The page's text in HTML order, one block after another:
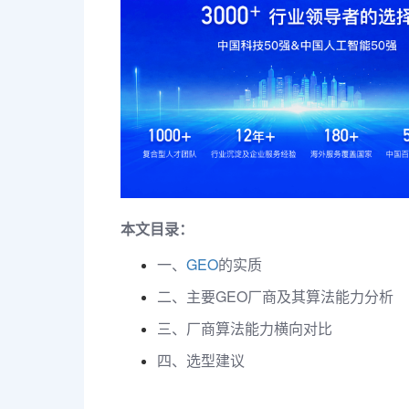
本文目录：
一、 GEO的实质
二、主要GEO厂商及其算法能力分析
三、厂商算法能力横向对比
四、选型建议